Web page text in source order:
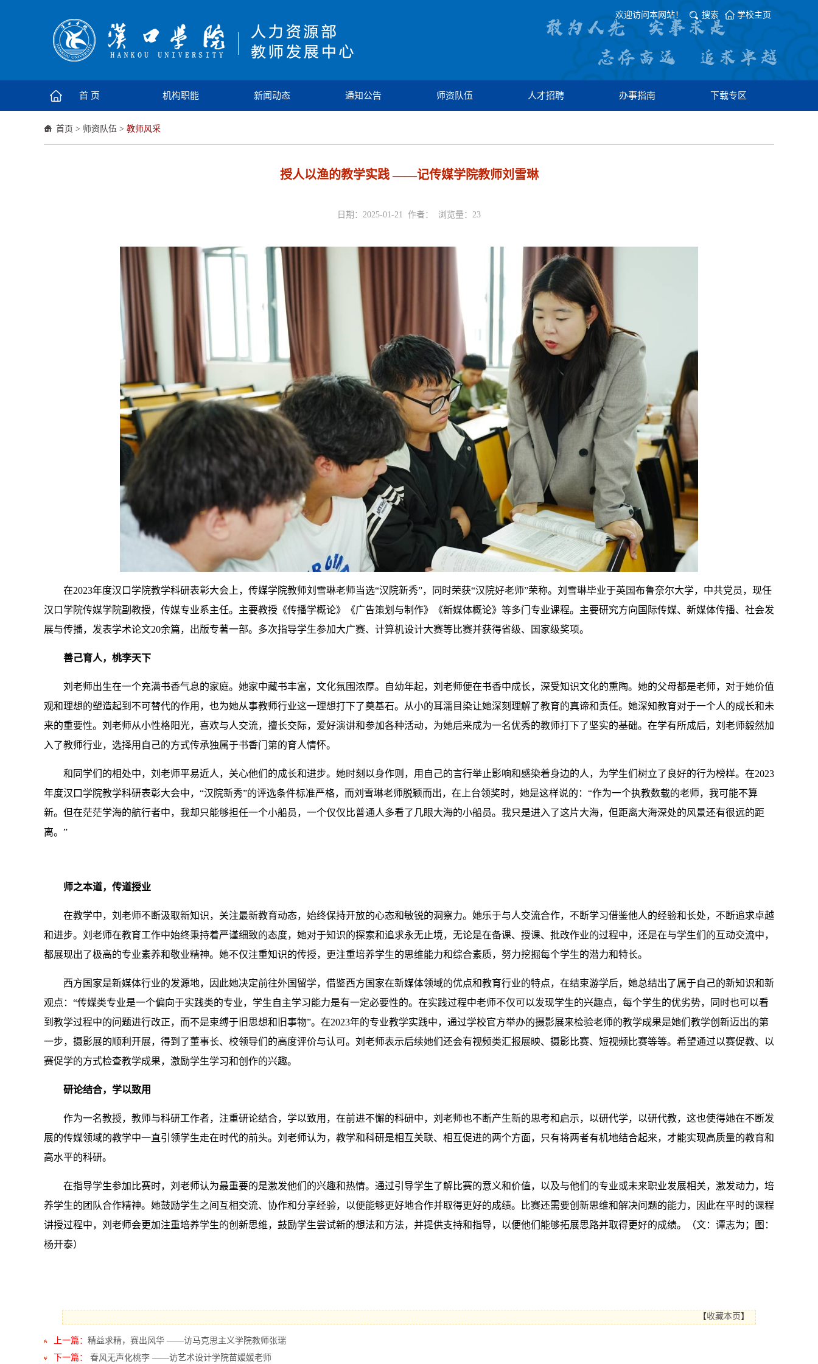
欢迎访问本网站！ 搜索 学校主页
首 页 机构职能 新闻动态 通知公告 师资队伍 人才招聘 办事指南 下载专区
首页 > 师资队伍 > 教师风采
授人以渔的教学实践 ——记传媒学院教师刘雪琳
日期：2025-01-21 作者： 浏览量： 23
在2023年度汉口学院教学科研表彰大会上，传媒学院教师刘雪琳老师当选“汉院新秀”，同时荣获“汉院好老师”荣称。刘雪琳毕业于英国布鲁奈尔大学，中共党员，现任
汉口学院传媒学院副教授，传媒专业系主任。主要教授《传播学概论》《广告策划与制作》《新媒体概论》等多门专业课程。主要研究方向国际传媒、新媒体传播、社会发
展与传播，发表学术论文20余篇，出版专著一部。多次指导学生参加大广赛、计算机设计大赛等比赛并获得省级、国家级奖项。
善己育人，桃李天下
刘老师出生在一个充满书香气息的家庭。她家中藏书丰富，文化氛围浓厚。自幼年起，刘老师便在书香中成长，深受知识文化的熏陶。她的父母都是老师，对于她价值
观和理想的塑造起到不可替代的作用，也为她从事教师行业这一理想打下了奠基石。从小的耳濡目染让她深刻理解了教育的真谛和责任。她深知教育对于一个人的成长和未
来的重要性。刘老师从小性格阳光，喜欢与人交流，擅长交际，爱好演讲和参加各种活动，为她后来成为一名优秀的教师打下了坚实的基础。在学有所成后，刘老师毅然加
入了教师行业，选择用自己的方式传承独属于书香门第的育人情怀。
和同学们的相处中，刘老师平易近人，关心他们的成长和进步。她时刻以身作则，用自己的言行举止影响和感染着身边的人，为学生们树立了良好的行为榜样。在2023
年度汉口学院教学科研表彰大会中，“汉院新秀”的评选条件标准严格，而刘雪琳老师脱颖而出，在上台领奖时，她是这样说的：“作为一个执教数载的老师，我可能不算
新。但在茫茫学海的航行者中，我却只能够担任一个小船员，一个仅仅比普通人多看了几眼大海的小船员。我只是进入了这片大海，但距离大海深处的风景还有很远的距
离。”
师之本道，传道授业
在教学中，刘老师不断汲取新知识，关注最新教育动态，始终保持开放的心态和敏锐的洞察力。她乐于与人交流合作，不断学习借鉴他人的经验和长处，不断追求卓越
和进步。刘老师在教育工作中始终秉持着严谨细致的态度，她对于知识的探索和追求永无止境，无论是在备课、授课、批改作业的过程中，还是在与学生们的互动交流中，
都展现出了极高的专业素养和敬业精神。她不仅注重知识的传授，更注重培养学生的思维能力和综合素质，努力挖掘每个学生的潜力和特长。
西方国家是新媒体行业的发源地，因此她决定前往外国留学，借鉴西方国家在新媒体领域的优点和教育行业的特点，在结束游学后，她总结出了属于自己的新知识和新
观点：“传媒类专业是一个偏向于实践类的专业，学生自主学习能力是有一定必要性的。在实践过程中老师不仅可以发现学生的兴趣点，每个学生的优劣势，同时也可以看
到教学过程中的问题进行改正，而不是束缚于旧思想和旧事物”。在2023年的专业教学实践中，通过学校官方举办的摄影展来检验老师的教学成果是她们教学创新迈出的第
一步，摄影展的顺利开展，得到了董事长、校领导们的高度评价与认可。刘老师表示后续她们还会有视频类汇报展映、摄影比赛、短视频比赛等等。希望通过以赛促教、以
赛促学的方式检查教学成果，激励学生学习和创作的兴趣。
研论结合，学以致用
作为一名教授，教师与科研工作者，注重研论结合，学以致用，在前进不懈的科研中，刘老师也不断产生新的思考和启示，以研代学，以研代教，这也使得她在不断发
展的传媒领域的教学中一直引领学生走在时代的前头。刘老师认为，教学和科研是相互关联、相互促进的两个方面，只有将两者有机地结合起来，才能实现高质量的教育和
高水平的科研。
在指导学生参加比赛时，刘老师认为最重要的是激发他们的兴趣和热情。通过引导学生了解比赛的意义和价值，以及与他们的专业或未来职业发展相关，激发动力，培
养学生的团队合作精神。她鼓励学生之间互相交流、协作和分享经验，以便能够更好地合作并取得更好的成绩。比赛还需要创新思维和解决问题的能力，因此在平时的课程
讲授过程中，刘老师会更加注重培养学生的创新思维，鼓励学生尝试新的想法和方法，并提供支持和指导，以便他们能够拓展思路并取得更好的成绩。（文：谭志为；图：
杨开泰）
【收藏本页 】
上一篇： 精益求精，赛出风华 ——访马克思主义学院教师张瑞
下一篇：
春风无声化桃李 ——访艺术设计学院苗媛媛老师